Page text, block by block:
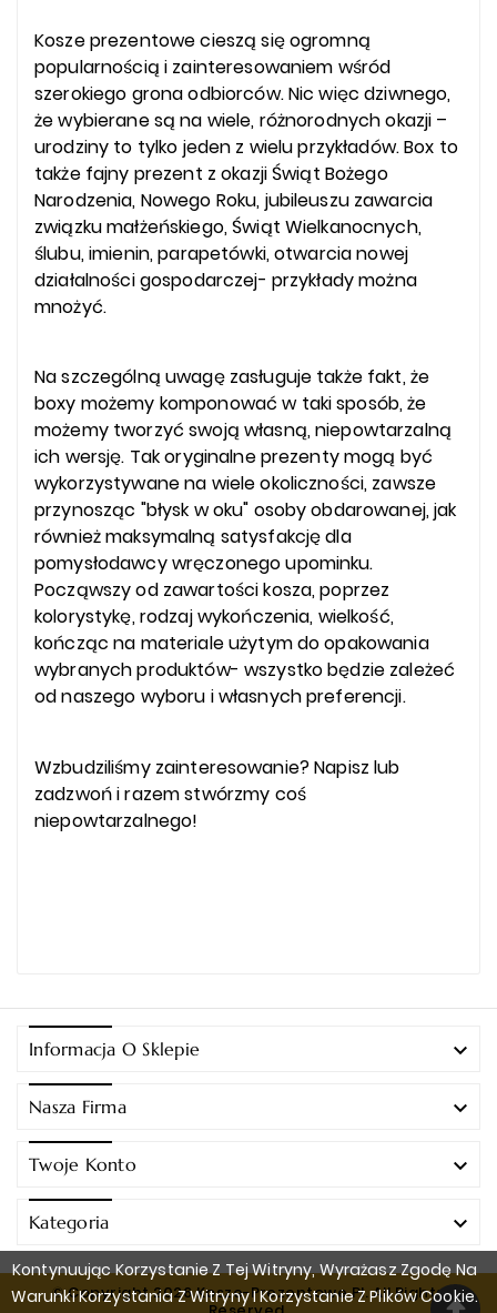
Kontynuując Korzystanie Z Tej Witryny, Wyrażasz Zgodę Na
Warunki Korzystania Z Witryny I Korzystanie Z Plików Cookie.
Kosze prezentowe cieszą się ogromną
popularnością i zainteresowaniem wśród
szerokiego grona odbiorców. Nic więc dziwnego,
że wybierane są na wiele, różnorodnych okazji –
urodziny to tylko jeden z wielu przykładów. Box to
także fajny prezent z okazji Świąt Bożego
Narodzenia, Nowego Roku, jubileuszu zawarcia
związku małżeńskiego, Świąt Wielkanocnych,
ślubu, imienin, parapetówki, otwarcia nowej
działalności gospodarczej- przykłady można
mnożyć.
Na szczególną uwagę zasługuje także fakt, że
boxy możemy komponować w taki sposób, że
możemy tworzyć swoją własną, niepowtarzalną
ich wersję. Tak oryginalne prezenty mogą być
wykorzystywane na wiele okoliczności, zawsze
przynosząc "błysk w oku" osoby obdarowanej, jak
również maksymalną satysfakcję dla
pomysłodawcy wręczonego upominku.
Począwszy od zawartości kosza, poprzez
kolorystykę, rodzaj wykończenia, wielkość,
kończąc na materiale użytym do opakowania
wybranych produktów- wszystko będzie zależeć
od naszego wyboru i własnych preferencji.
Wzbudziliśmy zainteresowanie? Napisz lub
zadzwoń i razem stwórzmy coś
niepowtarzalnego!
Informacja O Sklepie 
Nasza Firma 
Twoje Konto 
Kategoria 
© Copyright 2026 Kosze-Prezentowe.pl. All Rights